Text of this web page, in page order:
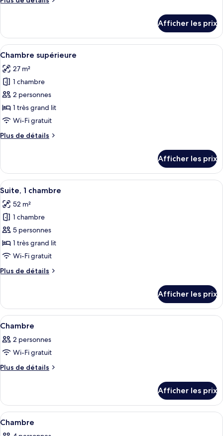
chambre :
Suite
Junior
Afficher les prix
Afficher
toutes
les
photos
pour
ce
type
chambre :
Une chambre d’hôtel moderne
5
Chambre supérieure
27 m²
1 chambre
2 personnes
1 très grand lit
Wi-Fi gratuit
Plus de détails
Plus
Chambre
supérieure
Afficher les prix
Afficher
toutes
les
photos
pour
ce
type
chambre :
chambre
Une chambre d’hôtel moderne,
7
Suite, 1 chambre
52 m²
1 chambre
5 personnes
1 très grand lit
Wi-Fi gratuit
Plus de détails
Plus
Suite,
chambre
Afficher les prix
Afficher
toutes
les
photos
pour
de
chambre :
Chambre
Une chambre d’hôtel moderne,
5
Chambre
2 personnes
Wi-Fi gratuit
Plus de détails
Plus
Chambre
Afficher les prix
Afficher
toutes
Une chambre d’hôtel moderne avec
4
Chambre